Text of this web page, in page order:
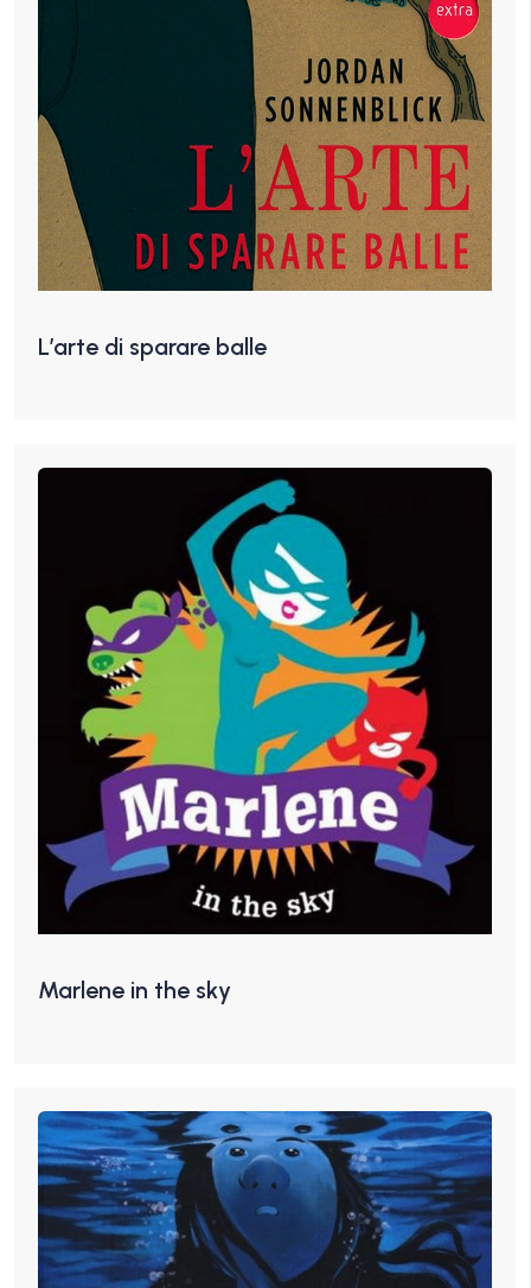
L’arte di sparare balle
Marlene in the sky